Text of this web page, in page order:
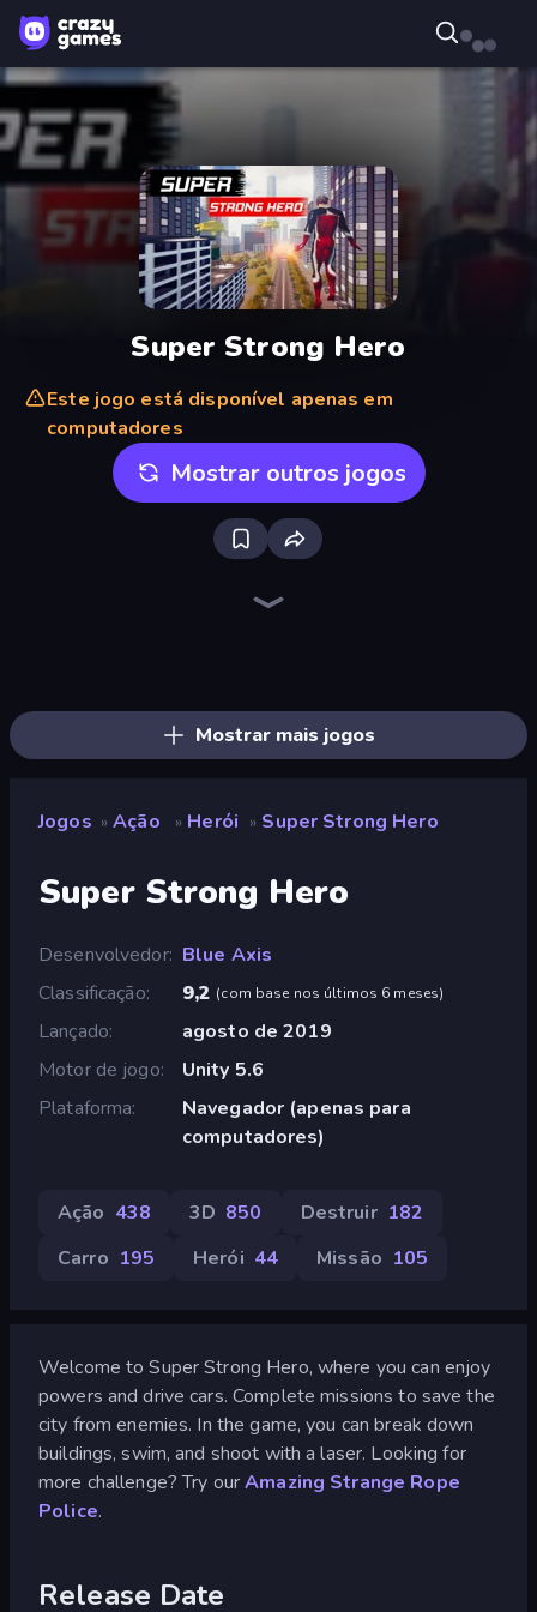
Super Strong Hero
Este jogo está disponível apenas em
computadores
Mostrar outros jogos
Mostrar mais jogos
Jogos » Ação » Herói » Super Strong Hero
Super Strong Hero
Desenvolvedor Blue Axis
Classificação
9,2 (com base nos últimos 6 meses)
Lançado
agosto de 2019
Motor de jogo
Unity 5.6
Plataforma
Navegador (apenas para
computadores)
Ação 438 3D 850 Destruir 182
Carro 195 Herói 44 Missão 105
Welcome to Super Strong Hero, where you can enjoy
powers and drive cars. Complete missions to save the
city from enemies. In the game, you can break down
buildings, swim, and shoot with a laser. Looking for
more challenge? Try ourAmazing Strange Rope
Police.
Release Date